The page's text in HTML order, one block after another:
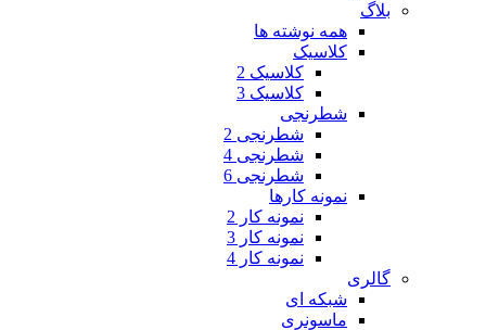
بلاگ
همه نوشته ها
کلاسیک
کلاسیک 2
کلاسیک 3
شطرنجی
شطرنجی 2
شطرنجی 4
شطرنجی 6
نمونه کارها
نمونه کار 2
نمونه کار 3
نمونه کار 4
گالری
شبکه ای
ماسونری